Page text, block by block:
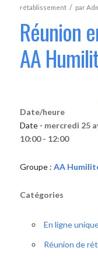
rétablissement / par
Réunion
AA
Date/heure
Date - mercredi 25
10:00 - 12:00
Groupe : AA
Catégories
En ligne
Réunion de